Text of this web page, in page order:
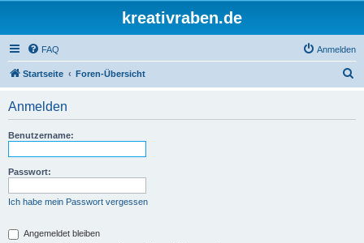
kreativraben.de
FAQ Anmelden
Startseite Foren-Übersicht
Anmelden
Benutzername:
Passwort:
Ich habe mein Passwort vergessen
Angemeldet bleiben